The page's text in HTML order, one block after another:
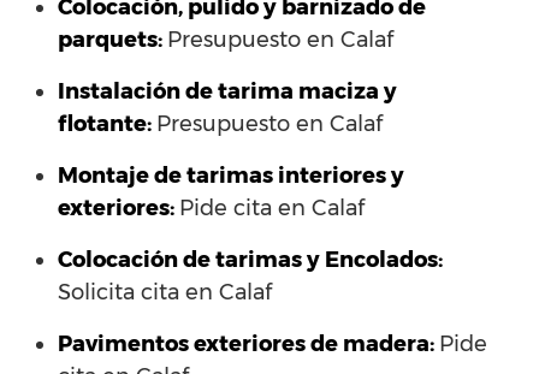
Colocación, pulido y barnizado de
parquets: Presupuesto en Calaf
Instalación de tarima maciza y
flotante: Presupuesto en Calaf
Montaje de tarimas interiores y
exteriores: Pide cita en Calaf
Colocación de tarimas y Encolados:
Solicita cita en Calaf
Pavimentos exteriores de madera: Pide